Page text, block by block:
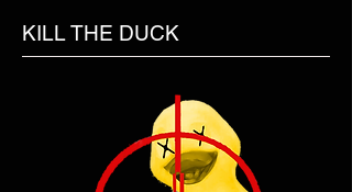
KILL THE DUCK